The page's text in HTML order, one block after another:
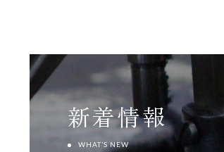
新着情報
WHAT’S NEW